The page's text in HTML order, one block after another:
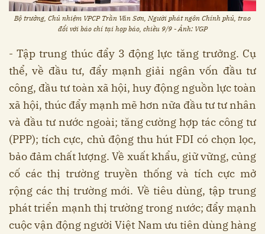
Bộ trưởng, Chủ nhiệm VPCP Trần Văn Sơn, Người phát ngôn Chính phủ, trao
đổi với báo chí tại họp báo, chiều 9/9 - Ảnh: VGP
- Tập trung thúc đẩy 3 động lực tăng trưởng. Cụ
thể, về đầu tư, đẩy mạnh giải ngân vốn đầu tư
công, đầu tư toàn xã hội, huy động nguồn lực toàn
xã hội, thúc đẩy mạnh mẽ hơn nữa đầu tư tư nhân
và đầu tư nước ngoài; tăng cường hợp tác công tư
(PPP); tích cực, chủ động thu hút FDI có chọn lọc,
bảo đảm chất lượng. Về xuất khẩu, giữ vững, củng
cố các thị trường truyền thống và tích cực mở
rộng các thị trường mới. Về tiêu dùng, tập trung
phát triển mạnh thị trường trong nước; đẩy mạnh
cuộc vận động người Việt Nam ưu tiên dùng hàng